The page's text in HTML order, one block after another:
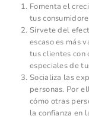
Fomenta el
tus
Sírvete del
escaso es más
tus clientes con
especiales de
Socializa las
personas. Por
cómo otras
la confianza en